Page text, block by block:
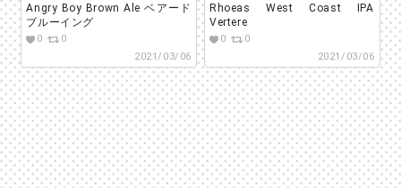
Angry Boy Brown Ale ベアード
ブルーイング
0
0
2021/03/06
Rhoeas West Coast IPA
Vertere
0
0
2021/03/06